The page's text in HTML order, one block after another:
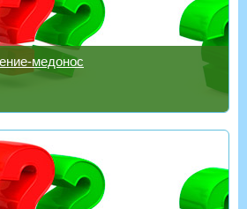
медонос